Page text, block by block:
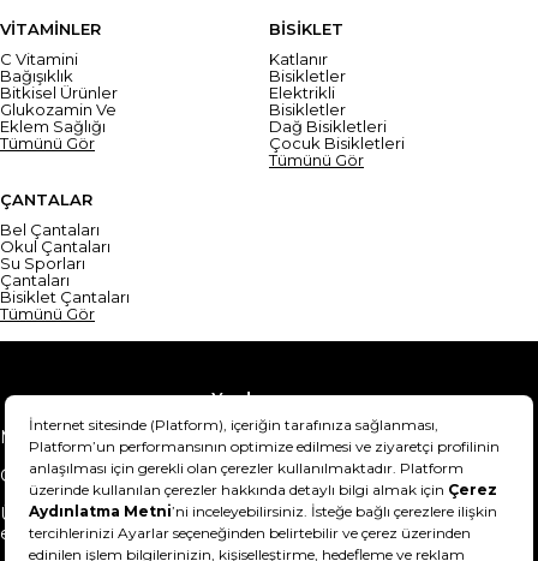
VİTAMİNLER
C Vitamini
Bağışıklık
Bitkisel Ürünler
Glukozamin Ve
Eklem Sağlığı
Tümünü Gör
BİSİKLET
Katlanır
Bisikletler
Elektrikli
Bisikletler
Dağ Bisikletleri
Çocuk Bisikletleri
Tümünü Gör
ÇANTALAR
Bel Çantaları
Okul Çantaları
Su Sporları
Çantaları
Bisiklet Çantaları
Tümünü Gör
Yardım
Mesafeli Satış Sözleşmesi
Teslimat Bilgisi
Gizlilik Sözleşmesi
Şartlar & Koşullar
Ürünümü nasıl iade
edebilirim?
Hakkımızda